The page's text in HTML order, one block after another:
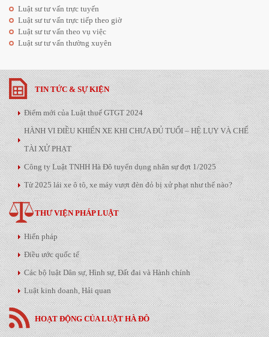
Luật sư tư vấn trực tuyến
Luật sư tư vấn trực tiếp theo giờ
Luật sư tư vấn theo vụ việc
Luật sư tư vấn thường xuyên
TIN TỨC & SỰ KIỆN
Điểm mới của Luật thuế GTGT 2024
HÀNH VI ĐIỀU KHIỂN XE KHI CHƯA ĐỦ TUỔI – HỆ LỤY VÀ CHẾ
TÀI XỬ PHẠT
Công ty Luật TNHH Hà Đô tuyển dụng nhân sự đợt 1/2025
Từ 2025 lái xe ô tô, xe máy vượt đèn đỏ bị xử phạt như thế nào?
THƯ VIỆN PHÁP LUẬT
Hiến pháp
Điều ước quốc tế
Các bộ luật Dân sự, Hình sự, Đất đai và Hành chính
Luật kinh doanh, Hải quan
HOẠT ĐỘNG CỦA LUẬT HÀ ĐÔ